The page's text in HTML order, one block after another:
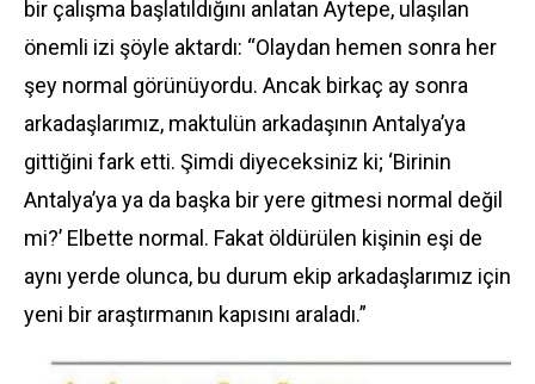
bir çalışma başlatıldığını anlatan Aytepe, ulaşılan
önemli izi şöyle aktardı: “Olaydan hemen sonra her
şey normal görünüyordu. Ancak birkaç ay sonra
arkadaşlarımız, maktulün arkadaşının Antalya’ya
gittiğini fark etti. Şimdi diyeceksiniz ki; ‘Birinin
Antalya’ya ya da başka bir yere gitmesi normal değil
mi?’ Elbette normal. Fakat öldürülen kişinin eşi de
aynı yerde olunca, bu durum ekip arkadaşlarımız için
yeni bir araştırmanın kapısını araladı.”